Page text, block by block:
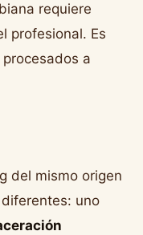
requiere
profesional. Es
a
del mismo origen
uno